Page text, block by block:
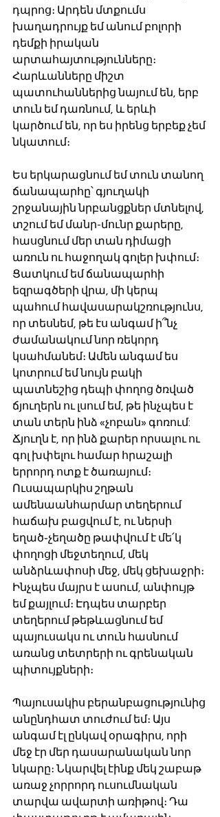
դպրոց։ Արդեն մտքումս
խաղադրույք եմ անում բոլորի
դեմքի իրական
արտահայտությունները։
Հարևանները միշտ
պատուհաններից նայում են, երբ
տուն եմ դառնում, և երևի
կարծում են, որ ես իրենց երբեք չեմ
նկատում։
Ես երկարացնում եմ տուն տանող
ճանապարհը՝ գյուղակի
շրջանային նրբանցքներ մտնելով,
տշում եմ մանր-մունր քարերը,
հասցնում մեր տան դիմացի
առուն ու հաջողակ գոլեր խփում։
Ցատկում եմ ճանապարհի
եզրագծերի վրա, մի կերպ
պահում հավասարակշռությունս,
որ տեսնեմ, թե էս անգամ ի՞նչ
ժամանակում նոր ռեկորդ
կսահմանեմ։ Ամեն անգամ ես
կոտրում եմ նույն բակի
պատնեշից դեպի փողոց ծռված
ճյուղերն ու լսում եմ, թե ինչպես է
տան տերն ինձ «չոբան» գոռում:
Ճյուղն է, որ ինձ քարեր որսալու ու
գոլ խփելու համար հրաշալի
երրորդ ոտք է ծառայում։
Ուսապարկիս շղթան
ամենաանհարմար տեղերում
հաճախ բացվում է, ու ներսի
եղած֊չեղածը թափվում է մե՛կ
փողոցի մեջտեղում, մեկ
անձրևափոսի մեջ, մեկ ցեխաջրի։
Ինչպես մայրս է ասում, անփույթ
եմ քայլում։ Էդպես տարբեր
տեղերում թեթևացնում եմ
պայուսակս ու տուն հասնում
առանց տետրերի ու գրենական
պիտույքների։
Պայուսակիս բերանբացությունից
անընդհատ տուժում եմ։ Այս
անգամ էլ ընկավ օրագիրս, որի
մեջ էր մեր դասարանական նոր
նկարը։ Նկարվել էինք մեկ շաբաթ
առաջ չորրորդ ուսումնական
տարվա ավարտի առիթով։ Դա